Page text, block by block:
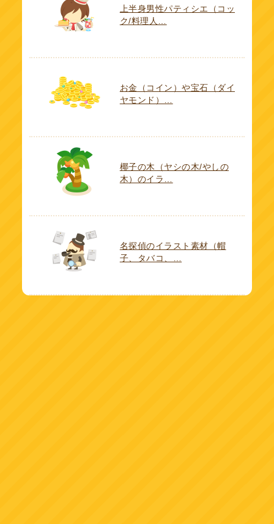
上半身男性パティシエ（コッ
ク/料理人…
お金（コイン）や宝石（ダイ
ヤモンド）…
椰子の木（ヤシの木/やしの
木）のイラ…
名探偵のイラスト素材（帽
子、タバコ、…